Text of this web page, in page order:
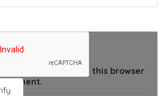
email, and website in this browser